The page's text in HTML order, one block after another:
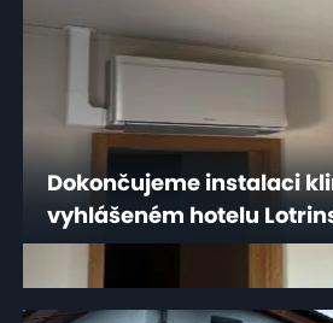
Dokončujeme instalaci
vyhlášeném hotelu